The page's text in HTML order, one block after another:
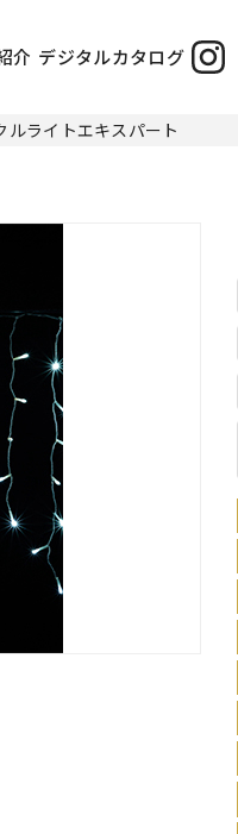
介 デジタルカタログ
ルライトエキスパート